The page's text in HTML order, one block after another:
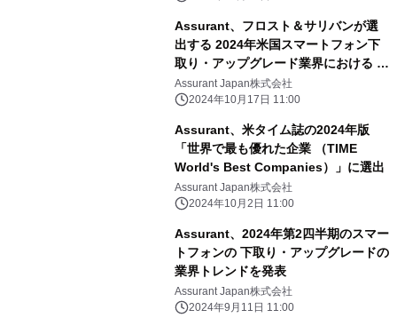
Assurant、フロスト＆サリバンが選
出する 2024年米国スマートフォン下
取り・アップグレード業界における 顧
客価値リーダーシップ賞を受賞
Assurant Japan株式会社
2024年10月17日 11:00
Assurant、米タイム誌の2024年版
「世界で最も優れた企業 （TIME
World's Best Companies）」に選出
Assurant Japan株式会社
2024年10月2日 11:00
Assurant、2024年第2四半期のスマー
トフォンの 下取り・アップグレードの
業界トレンドを発表
Assurant Japan株式会社
2024年9月11日 11:00